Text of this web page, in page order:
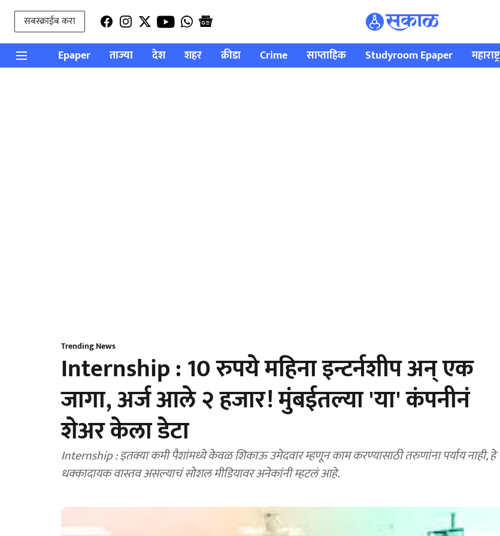
सबस्क्राईब करा
Epaper ताज्या देश शहर क्रीडा Crime साप्ताहिक Studyroom Epaper महाराष्ट्र
Trending News
Internship : 10 रुपये महिना इन्टर्नशीप अन् एक
जागा, अर्ज आले २ हजार! मुंबईतल्या 'या' कंपनीनं
शेअर केला डेटा
Internship : इतक्या कमी पैशांमध्ये केवळ शिकाऊ उमेदवार म्हणून काम करण्यासाठी तरुणांना पर्याय नाही, हे
धक्कादायक वास्तव असल्याचं सोशल मीडियावर अनेकांनी म्हटलं आहे.